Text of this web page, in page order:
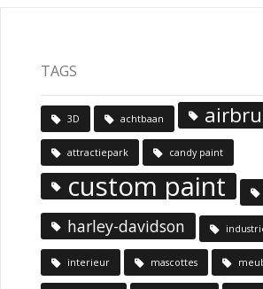
TAGS
3D achtbaan
attractiepark candy paint
custom paint
harley-davidson
interieur mascottes